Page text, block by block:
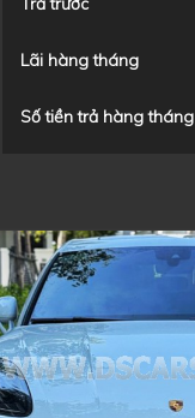
Lãi hàng tháng
Số tiền trả hàng tháng